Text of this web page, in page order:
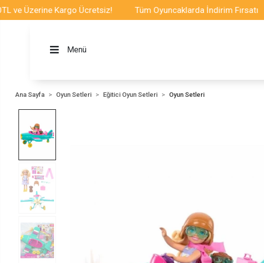
Üzerine Kargo Ücretsiz! Tüm Oyuncaklarda İndirim Fırsatı
Menü
Ana Sayfa Oyun Setleri Eğitici Oyun Setleri Oyun Setleri